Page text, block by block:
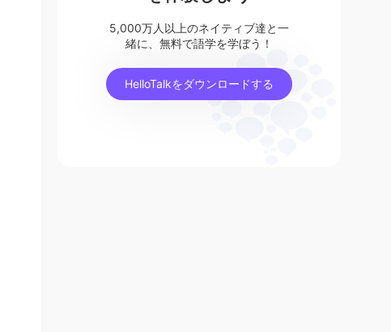
5,000万人以上のネイティブ達と一
緒に、無料で語学を学ぼう！
HelloTalkをダウンロードする